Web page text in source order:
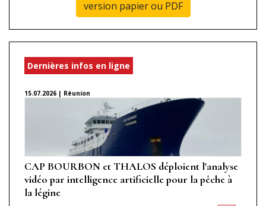
version papier ou PDF
Dernières infos en ligne
15.07.2026 | Réunion
CAP BOURBON et THALOS déploient l'analyse
vidéo par intelligence artificielle pour la pêche à
la légine